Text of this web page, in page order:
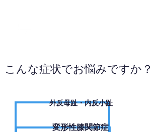
こんな症状でお悩みですか？
外反母趾・内反小趾
変形性膝関節症